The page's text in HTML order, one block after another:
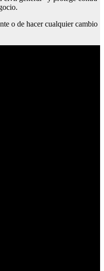
o de hacer cualquier cambio